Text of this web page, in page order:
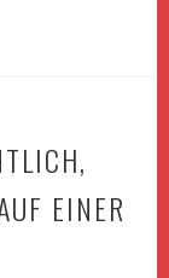
EINER